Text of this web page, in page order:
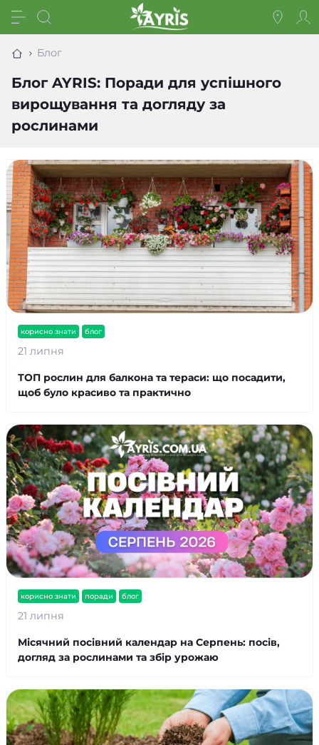
Блог
Блог AYRIS: Поради для успішного
вирощування та догляду за
рослинами
корисно знати блог
21 липня
ТОП рослин для балкона та тераси: що посадити,
щоб було красиво та практично
корисно знати поради блог
21 липня
Місячний посівний календар на Серпень: посів,
догляд за рослинами та збір урожаю